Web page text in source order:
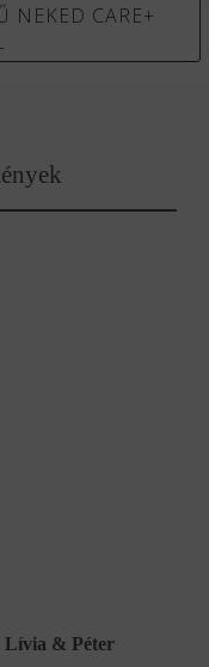
NEKED CARE+
Lívia & Péter